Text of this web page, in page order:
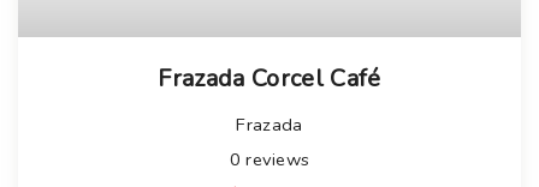
Frazada Corcel Café
Frazada
0 reviews